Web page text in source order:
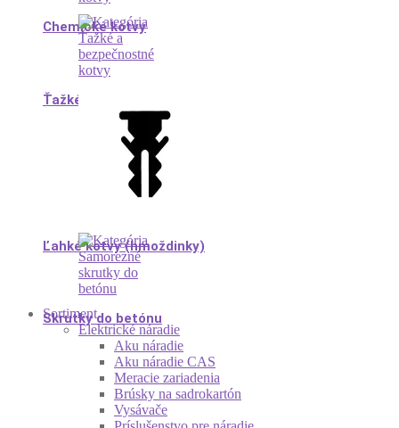
Chemické kotvy
Ťažké kotvy
Ľahké kotvy (hmoždinky)
Skrutky do betónu
Sortiment
Elektrické náradie
Aku náradie
Aku náradie CAS
Meracie zariadenia
Brúsky na sadrokartón
Vysávače